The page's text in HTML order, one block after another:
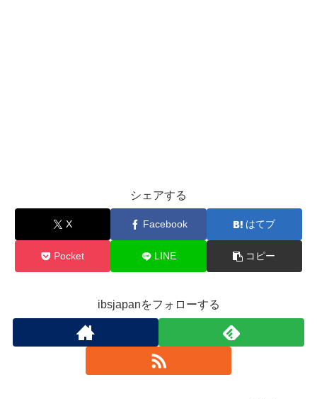
シェアする
X Facebook はてブ
Pocket LINE コピー
ibsjapanをフォローする